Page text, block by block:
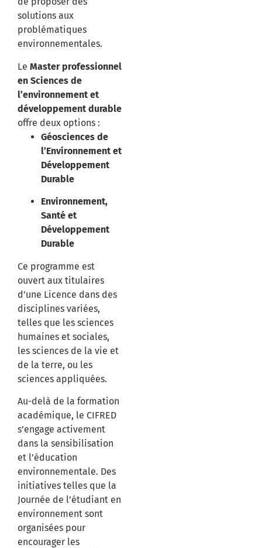
solutions aux
problématiques
environnementales.
Le Master professionnel
en Sciences de
l’environnement et
développement durable
offre deux options :
Géosciences de
l’Environnement et
Développement
Durable
Environnement,
Santé et
Développement
Durable
Ce programme est
ouvert aux titulaires
d’une Licence dans des
disciplines variées,
telles que les sciences
humaines et sociales,
les sciences de la vie et
de la terre, ou les
sciences appliquées.
Au-delà de la formation
académique, le CIFRED
s’engage activement
dans la sensibilisation
et l’éducation
environnementale. Des
initiatives telles que la
Journée de l’étudiant en
environnement sont
organisées pour
encourager les